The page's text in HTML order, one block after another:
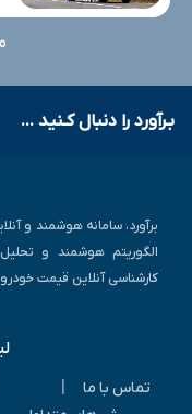
بـرآورد را دنبال کـنید ...
برآورد، سامانه هوشمند و
الگوریتم هوشمند و
کارشناسی آنلاین قیمت
تماس با ما